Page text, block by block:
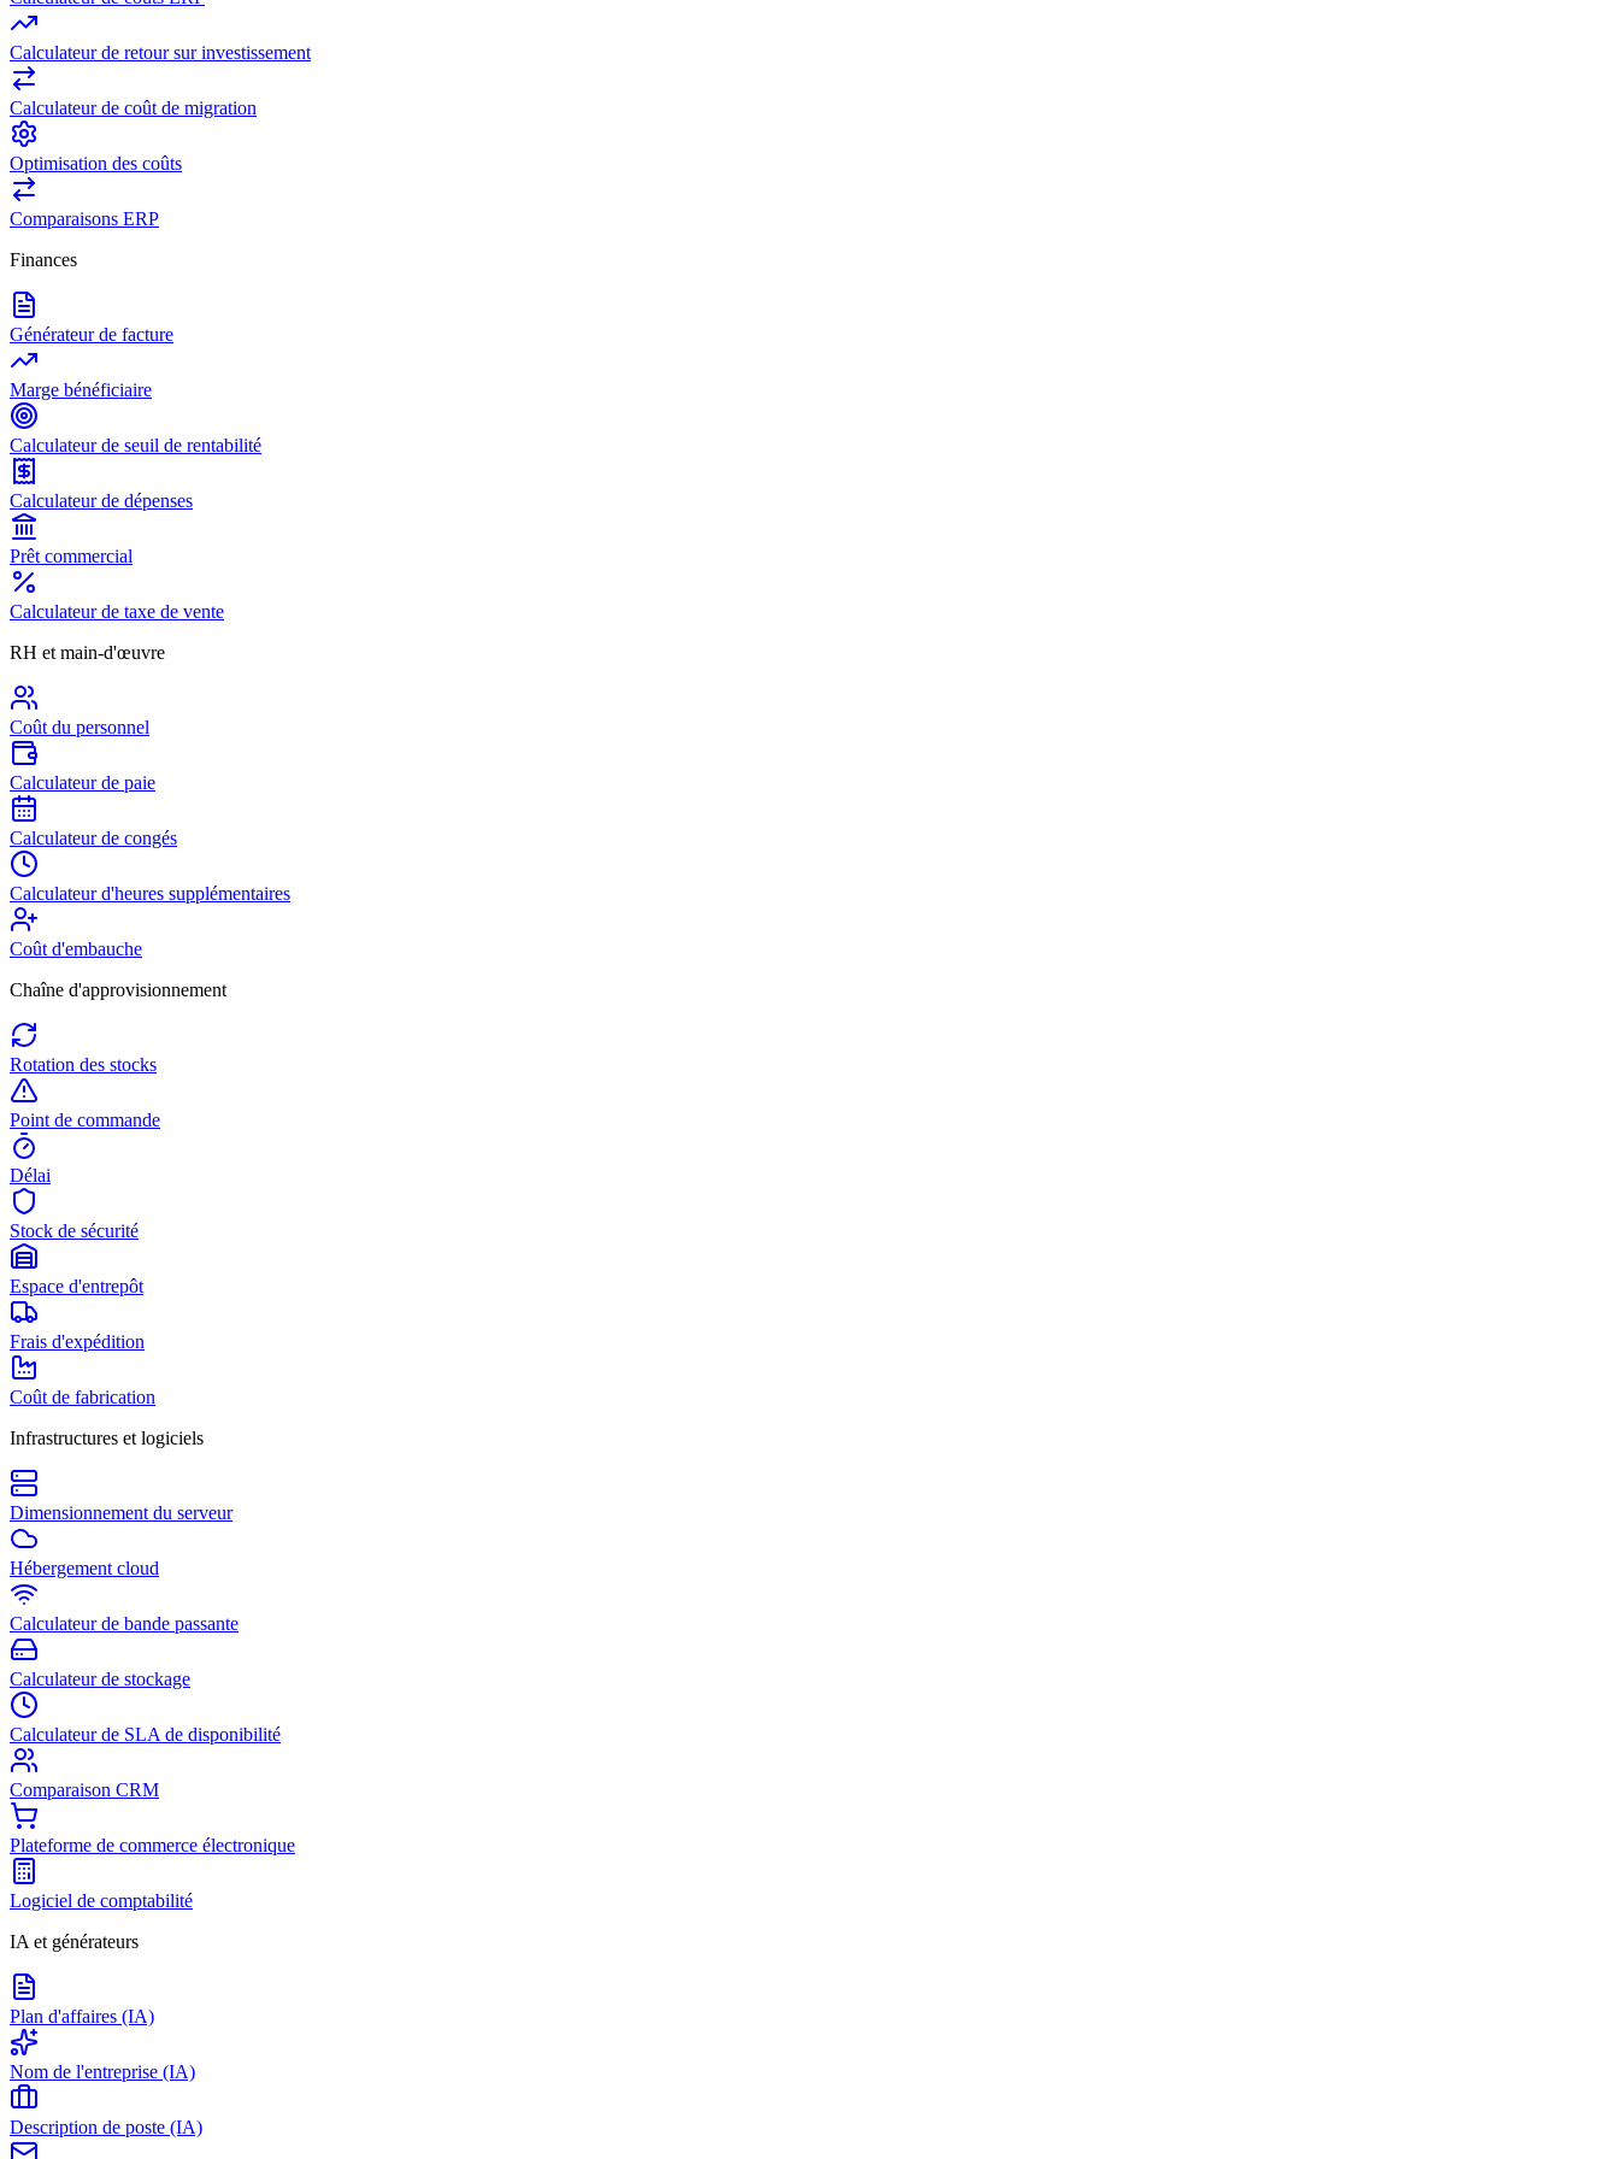
Calculateur de retour sur investissement
Calculateur de coût de migration
Optimisation des coûts
Comparaisons ERP
Finances
Générateur de facture
Marge bénéficiaire
Calculateur de seuil de rentabilité
Calculateur de dépenses
Prêt commercial
Calculateur de taxe de vente
RH et main-d'œuvre
Coût du personnel
Calculateur de paie
Calculateur de congés
Calculateur d'heures supplémentaires
Coût d'embauche
Chaîne d'approvisionnement
Rotation des stocks
Point de commande
Délai
Stock de sécurité
Espace d'entrepôt
Frais d'expédition
Coût de fabrication
Infrastructures et logiciels
Dimensionnement du serveur
Hébergement cloud
Calculateur de bande passante
Calculateur de stockage
Calculateur de SLA de disponibilité
Comparaison CRM
Plateforme de commerce électronique
Logiciel de comptabilité
IA et générateurs
Plan d'affaires (IA)
Nom de l'entreprise (IA)
Description de poste (IA)